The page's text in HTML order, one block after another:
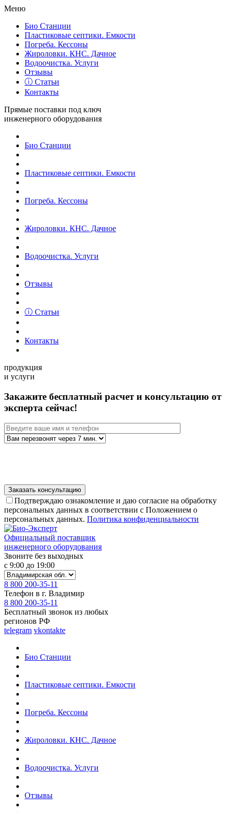
Меню
Био Станции
Пластиковые септики. Емкости
Погреба. Кессоны
Жироловки. КНС. Дачное
Водоочистка. Услуги
Отзывы
ⓘ Статьи
Контакты
Прямые поставки под ключ
инженерного оборудования
Био Станции
Пластиковые септики. Емкости
Погреба. Кессоны
Жироловки. КНС. Дачное
Водоочистка. Услуги
Отзывы
ⓘ Статьи
Контакты
продукция
и услуги
Закажите бесплатный расчет и консультацию от
эксперта сейчас!
Подтверждаю ознакомление и даю согласие на обработку
персональных данных в соответствии с Положением о
персональных данных. Политика конфиденциальности
Официальный поставщик
инженерного оборудования
Звоните без выходных
с 9:00 до 19:00
8 800 200-35-11
Телефон в г. Владимир
8 800 200-35-11
Бесплатный звонок из любых
регионов РФ
telegram vkontakte
Био Станции
Пластиковые септики. Емкости
Погреба. Кессоны
Жироловки. КНС. Дачное
Водоочистка. Услуги
Отзывы